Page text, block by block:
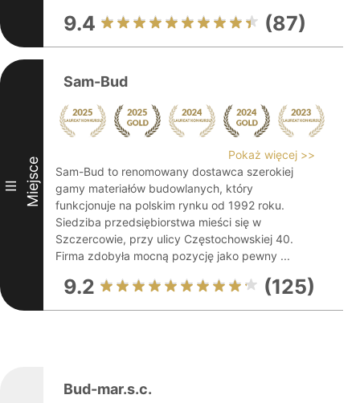
9.4 (87)
III Miejsce
Sam-Bud
Pokaż więcej >>
Sam-Bud to renomowany dostawca szerokiej
gamy materiałów budowlanych, który
funkcjonuje na polskim rynku od 1992 roku.
Siedziba przedsiębiorstwa mieści się w
Szczercowie, przy ulicy Częstochowskiej 40.
Firma zdobyła mocną pozycję jako pewny ...
9.2 (125)
Bud-mar.s.c.